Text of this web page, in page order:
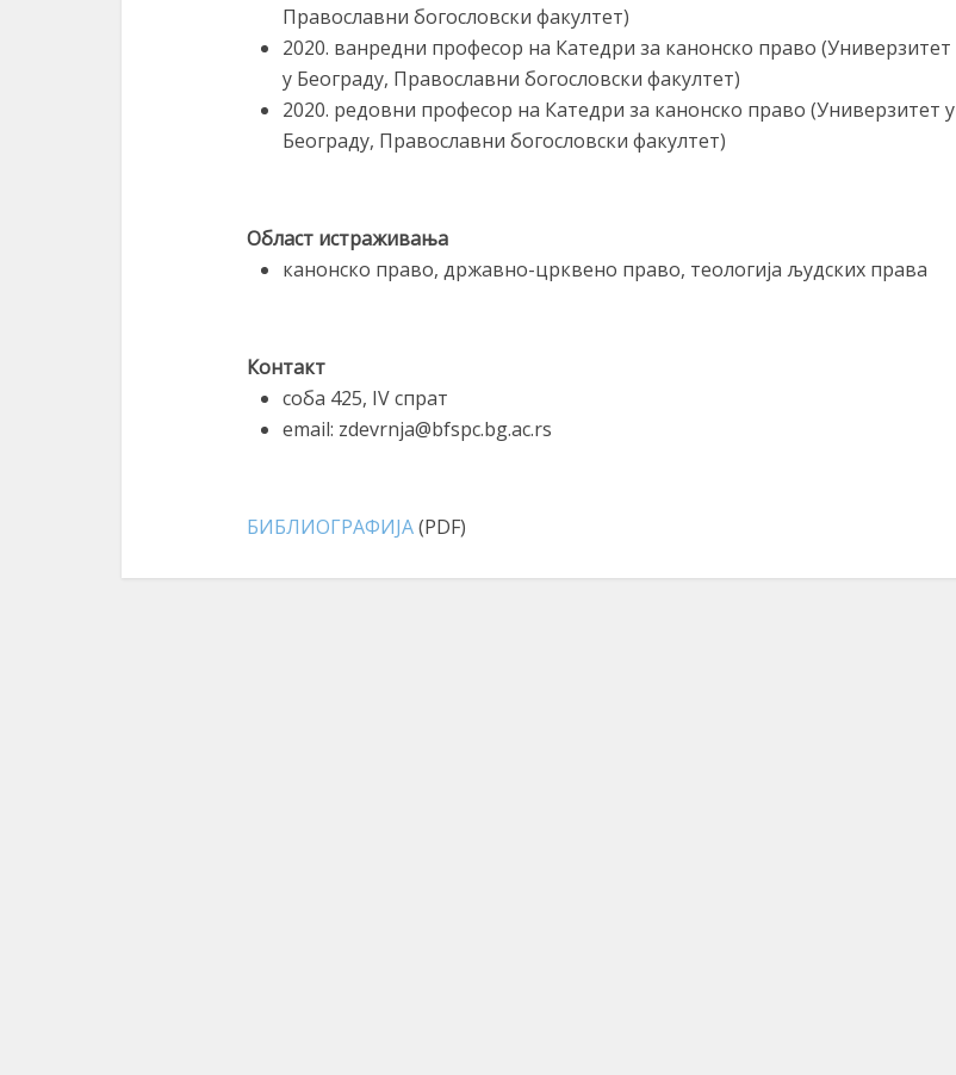
Православни богословски факултет)
2020. ванредни професор на Катедри за канонско право (Универзитет
у Београду, Православни богословски факултет)
2020. редовни професор на Катедри за канонско право (Универзитет у
Београду, Православни богословски факултет)
Област истраживања
канонско право, државно-црквено право, теологија људских права
Контакт
соба 425, IV спрат
email: zdevrnja@bfspc.bg.ac.rs
БИБЛИОГРАФИЈА(PDF)